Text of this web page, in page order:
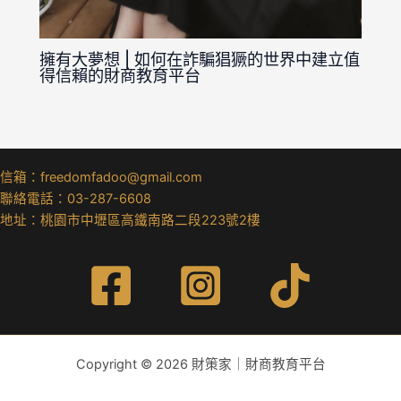
擁有大夢想 | 如何在詐騙猖獗的世界中建立值
得信賴的財商教育平台
信箱：freedomfadoo@gmail.com
聯絡電話：03-287-6608
地址：桃園市中壢區高鐵南路二段223號2樓
Copyright © 2026 財策家｜財商教育平台